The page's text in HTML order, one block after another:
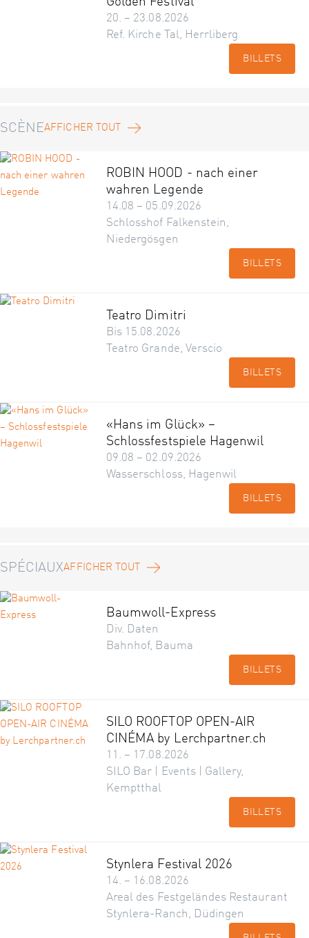
20. – 23.08.2026
Ref. Kirche Tal, Herrliberg
BILLETS
SCÈNEAFFICHER TOUT
ROBIN HOOD - nach einer
wahren Legende
14.08 – 05.09.2026
Schlosshof Falkenstein,
Niedergösgen
BILLETS
Teatro Dimitri
Bis 15.08.2026
Teatro Grande, Verscio
BILLETS
«Hans im Glück» –
Schlossfestspiele Hagenwil
09.08 – 02.09.2026
Wasserschloss, Hagenwil
BILLETS
SPÉCIAUXAFFICHER TOUT
Baumwoll-Express
Div. Daten
Bahnhof, Bauma
BILLETS
SILO ROOFTOP OPEN-AIR
CINÉMA by Lerchpartner.ch
11. – 17.08.2026
SILO Bar | Events | Gallery,
Kemptthal
BILLETS
Stynlera Festival 2026
14. – 16.08.2026
Areal des Festgeländes Restaurant
Stynlera-Ranch, Düdingen